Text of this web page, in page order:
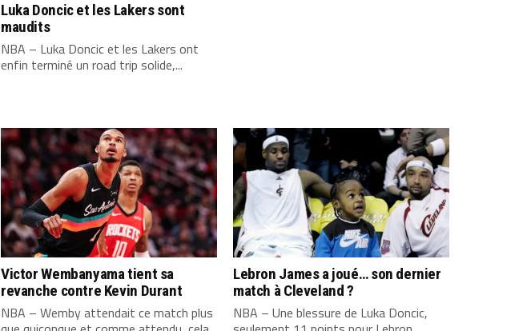
Luka Doncic et les Lakers sont
maudits
NBA – Luka Doncic et les Lakers ont
enfin terminé un road trip solide,...
Victor Wembanyama tient sa
revanche contre Kevin Durant
NBA – Wemby attendait ce match plus
Lebron James a joué… son dernier
match à Cleveland ?
NBA – Une blessure de Luka Doncic,